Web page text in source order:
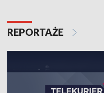
REPORTAŻE